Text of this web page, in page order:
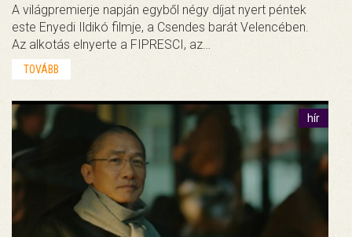
A világpremierje napján egyből négy díjat nyert péntek
este Enyedi Ildikó filmje, a Csendes barát Velencében.
Az alkotás elnyerte a FIPRESCI, az…
TOVÁBB
hír